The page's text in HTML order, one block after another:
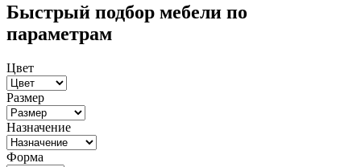
Быстрый подбор мебели по
параметрам
Цвет
Размер
Назначение
Форма